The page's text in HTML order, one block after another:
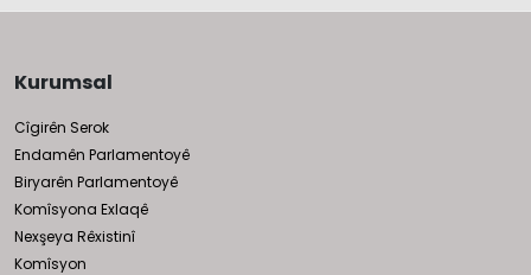
Kurumsal
Cîgirên Serok
Endamên Parlamentoyê
Biryarên Parlamentoyê
Komîsyona Exlaqê
Nexşeya Rêxistinî
Komîsyon